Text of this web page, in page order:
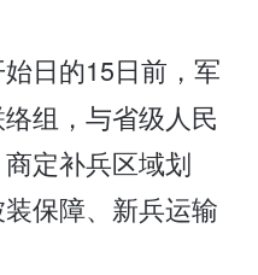
日的15日前，军
组，与省级人民
定补兵区域划
保障、新兵运输